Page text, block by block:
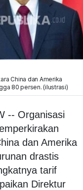
China dan Amerika
80 persen. (ilustrasi)
-- Organisasi
dan Amerika
drastis
tarif
Direktur